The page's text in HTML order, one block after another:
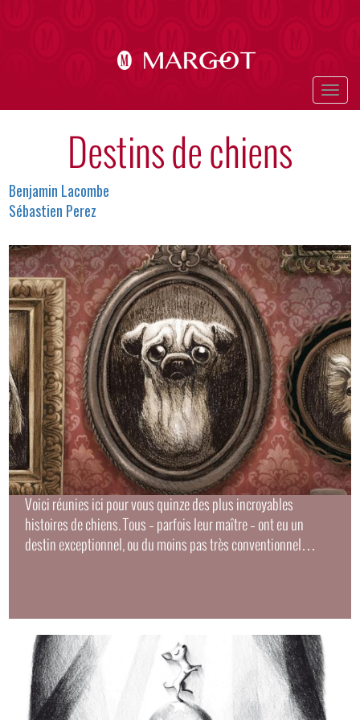
Destins de chiens
Auteurs
Benjamin Lacombe
Sébastien Perez
Image
en-
tête
Voici réunies ici pour vous quinze des plus incroyables
histoires de chiens. Tous – parfois leur maître – ont eu un
destin exceptionnel, ou du moins pas très conventionnel…
Images